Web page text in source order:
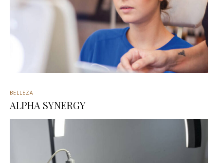
BELLEZA
ALPHA SYNERGY